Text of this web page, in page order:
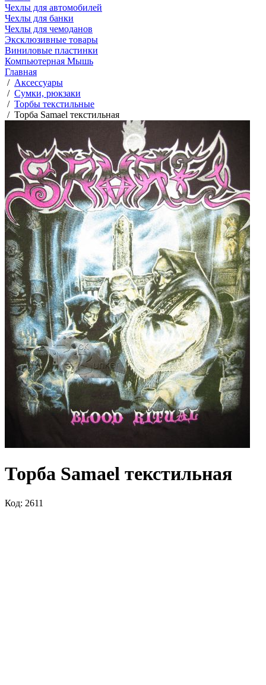
Чехлы для автомобилей
Чехлы для банки
Чехлы для чемоданов
Эксклюзивные товары
Виниловые пластинки
Компьютерная Мышь
Главная
/ Аксессуары
/ Сумки, рюкзаки
/ Торбы текстильные
/ Торба Samael текстильная
Торба Samael текстильная
Код: 2611